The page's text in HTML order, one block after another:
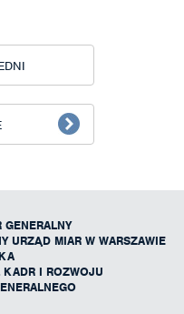
GENERALNY
URZĄD MIAR W WARSZAWIE
KADR I ROZWOJU